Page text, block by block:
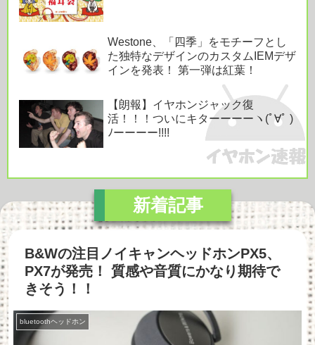
Westone、「四季」をモチーフとし
た独特なデザインのカスタムIEMデザ
インを発表！ 第一弾は紅葉！
【朗報】イヤホンジャック復
活！！！ついにキターーーーヽ(ﾟ∀ﾟ )
ﾉーーーー!!!!
B&Wの注目ノイキャンヘッドホンPX5、
PX7が発売！ 質感や音質にかなり期待で
きそう！！
bluetoothヘッドホン